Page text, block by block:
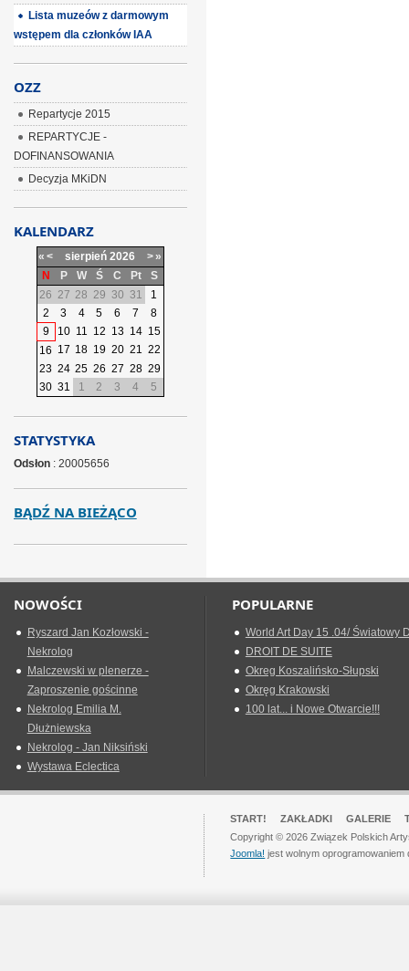
Lista muzeów z darmowym
wstępem dla członków IAA
OZZ
Repartycje 2015
REPARTYCJE -
DOFINANSOWANIA
Decyzja MKiDN
KALENDARZ
« < sierpień 2026 >»
N
P W Ś C Pt
S
26 27 28 29 30 31
1
2
3 4 5 6 7
8
9
10 11 12 13 14 15
16 17 18 19 20 21 22
23 24 25 26 27 28 29
30 31 1 2 3 4 5
STATYSTYKA
Odsłon: 20005656
BĄDŹ NA BIEŻĄCO
NOWOŚCI
Ryszard Jan Kozłowski -
Nekrolog
Malczewski w plenerze -
Zaproszenie gościnne
Nekrolog Emilia M.
Dłużniewska
Nekrolog - Jan Niksiński
Wystawa Eclectica
POPULARNE
World Art Day 15 .04/ Światowy
DROIT DE SUITE
Okreg Koszalińsko-Słupski
Okręg Krakowski
100 lat... i Nowe Otwarcie!!!
START! ZAKŁADKI GALERIE
Copyright © 2026 Związek Polskich
Joomla! jest wolnym